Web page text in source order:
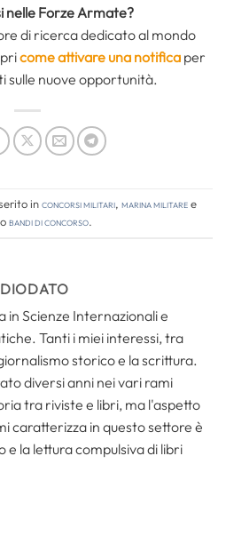
nelle Forze Armate?
di ricerca dedicato al mondo
come attivare una notifica per
sulle nuove opportunità.
inConcorsi Militari, Marina Militaree
bandi di concorso.
in Scienze Internazionali e
Tanti i miei interessi, tra
storico e la scrittura.
diversi anni nei vari rami
tra riviste e libri, ma l'aspetto
caratterizza in questo settore è
e la lettura compulsiva di libri